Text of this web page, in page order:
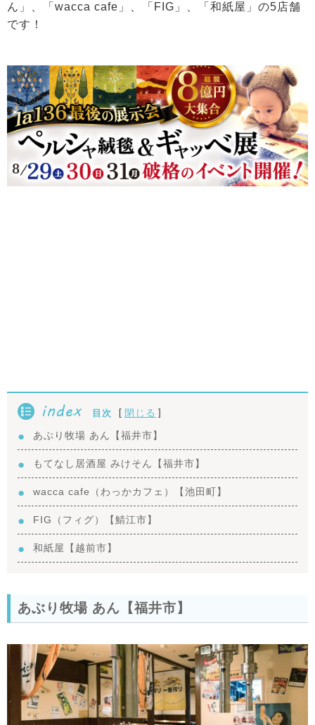
ん」、「wacca cafe」、「FIG」、「和紙屋」 の5店舗
です！
index 目次 [ 閉じる ]
あぶり牧場 あん【福井市】
もてなし居酒屋 みけそん【福井市】
wacca cafe（わっかカフェ）【池田町】
FIG（フィグ）【鯖江市】
和紙屋【越前市】
あぶり牧場 あん【福井市】